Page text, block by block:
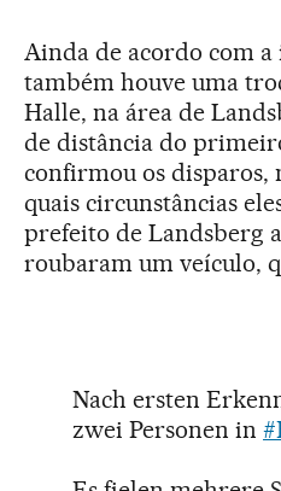
Ainda de acordo com a
também houve uma
Halle, na área de
de distância do
confirmou os disparos,
quais circunstâncias
prefeito de Landsberg
roubaram um veículo,
Nach ersten
zwei Personen in